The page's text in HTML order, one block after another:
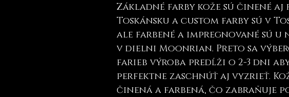
Základné farby kože sú činené aj
Toskánsku a custom farby sú v
ale farbené a impregnované sú u
v dielni Moonrian. Preto sa
farieb výroba predĺži o 2-3 dni
perfektne zaschnúť aj vyzrieť.
činená a farbená, čo zabraňuje